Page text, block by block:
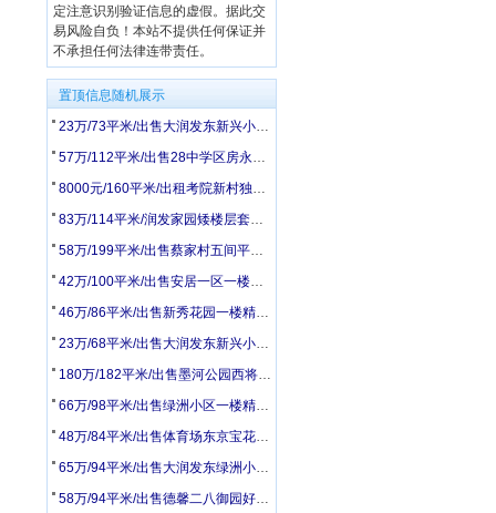
定注意识别验证信息的虚假。据此交
易风险自负！本站不提供任何保证并
不承担任何法律连带责任。
置顶信息随机展示
23万/73平米/出售大润发东新兴小区四楼简装套三
57万/112平米/出售28中学区房永合花园五楼带阁楼精装修位置好
8000元/160平米/出租考院新村独院二层家电家具齐全拎包入住
83万/114平米/润发家园矮楼层套三精装修拎包入住
58万/199平米/出售蔡家村五间平房带超大院子
42万/100平米/出售安居一区一楼简装套三位置好
46万/86平米/出售新秀花园一楼精装修套二位置好
23万/68平米/出售大润发东新兴小区二楼简装进门是客厅
180万/182平米/出售墨河公园西将军楼旁大产权二层边户停车方便
66万/98平米/出售绿洲小区一楼精装修套三送地下室
48万/84平米/出售体育场东京宝花园西区黄金楼层精装修套三
65万/94平米/出售大润发东绿洲小区三楼简装套三
58万/94平米/出售德馨二八御园好楼层简装修套二